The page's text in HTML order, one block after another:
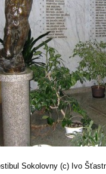
Sokolovny (c) Ivo